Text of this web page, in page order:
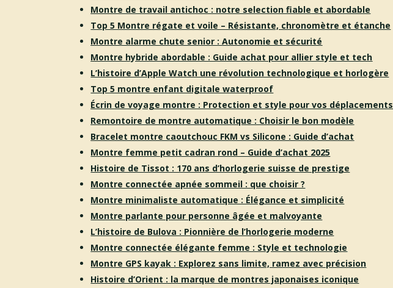
Montre de travail antichoc : notre selection fiable et abordable
Top 5 Montre régate et voile – Résistante, chronomètre et étanche
Montre alarme chute senior : Autonomie et sécurité
Montre hybride abordable : Guide achat pour allier style et tech
L’histoire d’Apple Watch une révolution technologique et horlogère
Top 5 montre enfant digitale waterproof
Écrin de voyage montre : Protection et style pour vos déplacements
Remontoire de montre automatique : Choisir le bon modèle
Bracelet montre caoutchouc FKM vs Silicone : Guide d’achat
Montre femme petit cadran rond – Guide d’achat 2025
Histoire de Tissot : 170 ans d’horlogerie suisse de prestige
Montre connectée apnée sommeil : que choisir ?
Montre minimaliste automatique : Élégance et simplicité
Montre parlante pour personne âgée et malvoyante
L’histoire de Bulova : Pionnière de l’horlogerie moderne
Montre connectée élégante femme : Style et technologie
Montre GPS kayak : Explorez sans limite, ramez avec précision
Histoire d’Orient : la marque de montres japonaises iconique